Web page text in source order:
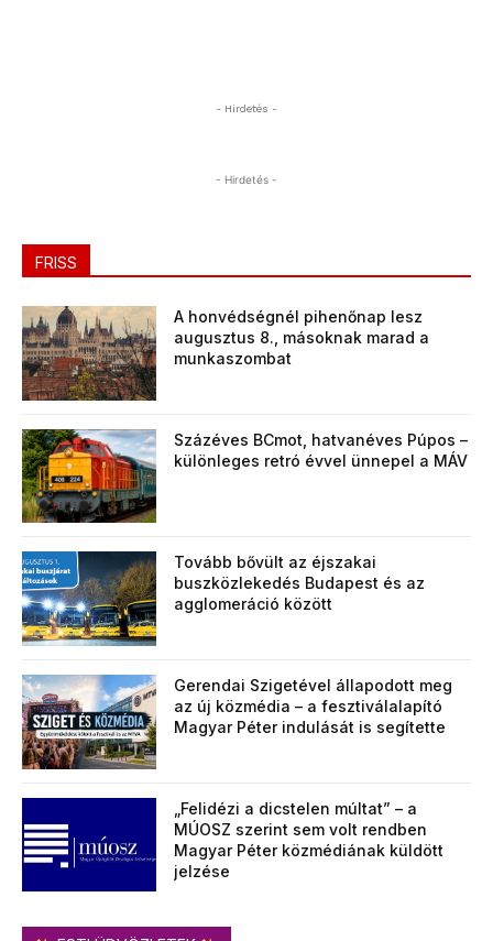
- Hirdetés -
- Hirdetés -
FRISS
A honvédségnél pihenőnap lesz
augusztus 8., másoknak marad a
munkaszombat
Százéves BCmot, hatvanéves Púpos –
különleges retró évvel ünnepel a MÁV
Tovább bővült az éjszakai
buszközlekedés Budapest és az
agglomeráció között
Gerendai Szigetével állapodott meg
az új közmédia – a fesztiválalapító
Magyar Péter indulását is segítette
„Felidézi a dicstelen múltat” – a
MÚOSZ szerint sem volt rendben
Magyar Péter közmédiának küldött
jelzése